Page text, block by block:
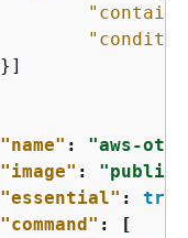
"name" : "aws-
"image" :
"essential" : true
"command" : [